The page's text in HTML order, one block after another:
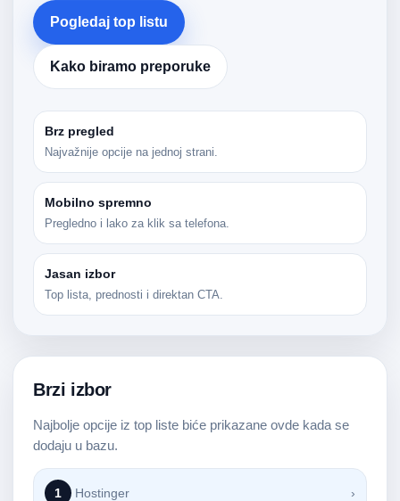
Pogledaj top listu
Kako biramo preporuke
Brz pregled
Najvažnije opcije na jednoj strani.
Mobilno spremno
Pregledno i lako za klik sa telefona.
Jasan izbor
Top lista, prednosti i direktan CTA.
Brzi izbor
Najbolje opcije iz top liste biće prikazane ovde kada se
dodaju u bazu.
1 Hostinger ›